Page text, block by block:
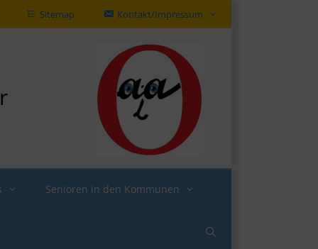
Sitemap Kontakt/Impressum
Senioren in den Kommunen